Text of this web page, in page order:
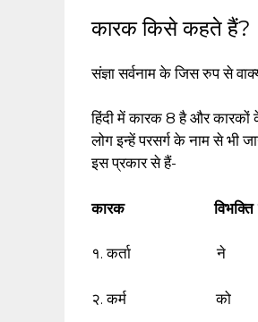
कारक किसे कहते हैं?
संज्ञा सर्वनाम के जिस रुप से
हिंदी में कारक 8 है और कारकों
लोग इन्हें परसर्ग के नाम से भी
इस प्रकार से हैं-
कारक विभक्ति
१. कर्ता ने
२. कर्म को